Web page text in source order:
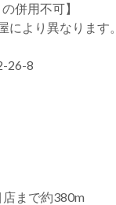
併用不可】
により異なります。
26-8
まで約380m